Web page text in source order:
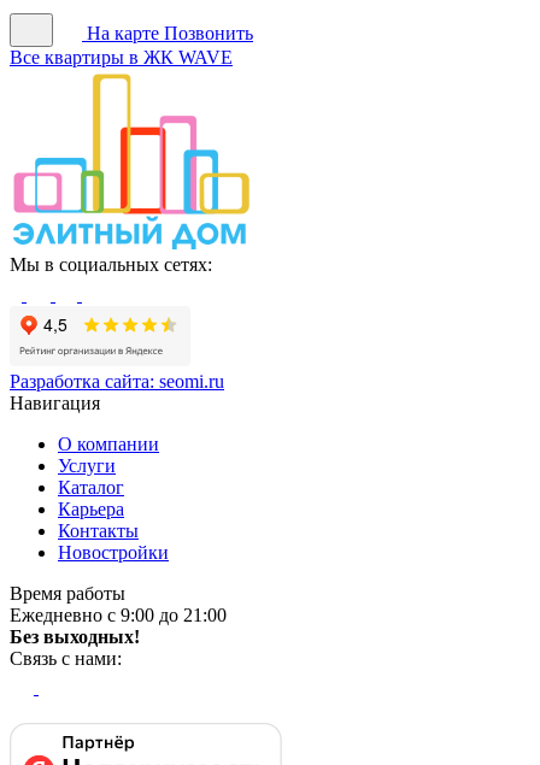
На карте Позвонить
Все квартиры в ЖК WAVE
Мы в социальных сетях:
Разработка сайта: seomi.ru
Навигация
О компании
Услуги
Каталог
Карьера
Контакты
Новостройки
Время работы
Ежедневно с 9:00 до 21:00
Без выходных!
Связь с нами: